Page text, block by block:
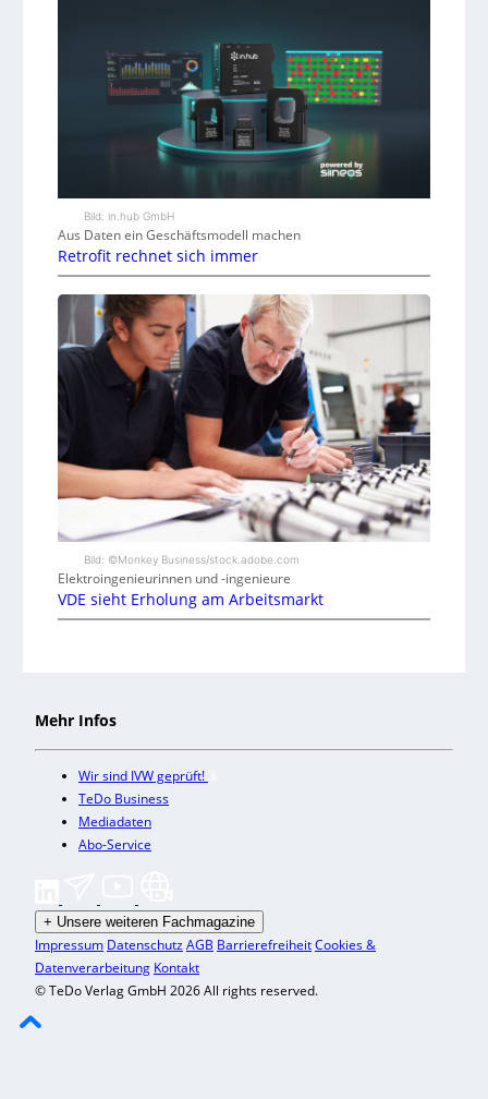
Bild: in.hub GmbH
Aus Daten ein Geschäftsmodell machen
Retrofit rechnet sich immer
Bild: ©Monkey Business/stock.adobe.com
Elektroingenieurinnen und -ingenieure
VDE sieht Erholung am Arbeitsmarkt
Mehr Infos
Wir sind IVW geprüft!
TeDo Business
Mediadaten
Abo-Service
+ Unsere weiteren Fachmagazine
Impressum DatenschutzAGB BarrierefreiheitCookies &
Datenverarbeitung Kontakt
© TeDo Verlag GmbH 2026 All rights reserved.